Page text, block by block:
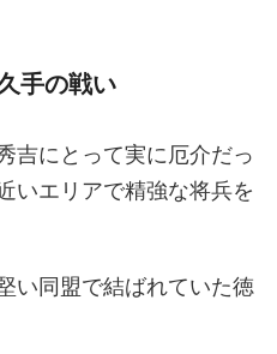
手の戦い
吉にとって実に厄介だっ
いエリアで精強な将兵を
い同盟で結ばれていた徳